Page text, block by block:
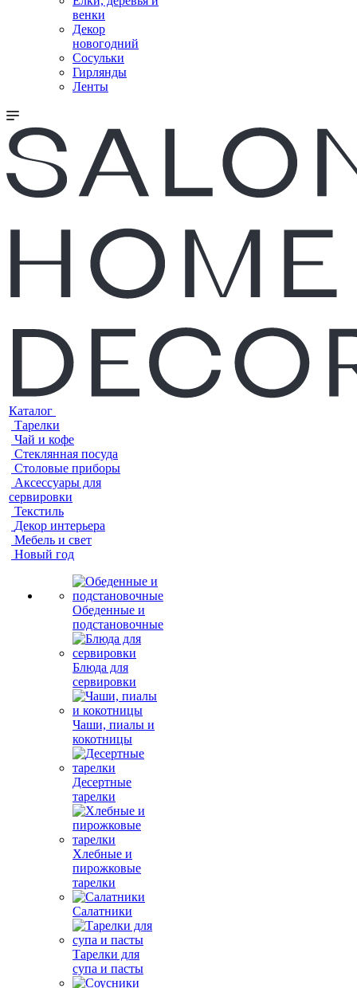
венки
Декор
новогодний
Сосульки
Гирлянды
Ленты
Каталог
Тарелки
Чай и кофе
Стеклянная посуда
Столовые приборы
Аксессуары для
сервировки
Текстиль
Декор интерьера
Мебель и свет
Новый год
Обеденные и
подстановочные
Блюда для
сервировки
Чаши, пиалы и
кокотницы
Десертные
тарелки
Хлебные и
пирожковые
тарелки
Салатники
Тарелки для
супа и пасты